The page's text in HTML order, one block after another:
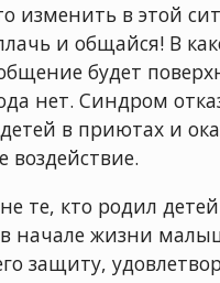
изменить в этой
и общайся! В
будет
нет. Синдром
в приютах и
воздействие.
те, кто родил
начале жизни
защиту,